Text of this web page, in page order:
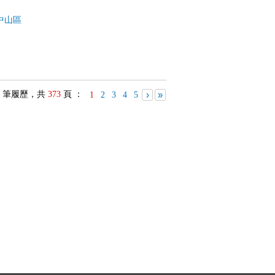
山區
筆履歷，共 373 頁 ： 1 2 3 4 5 › »